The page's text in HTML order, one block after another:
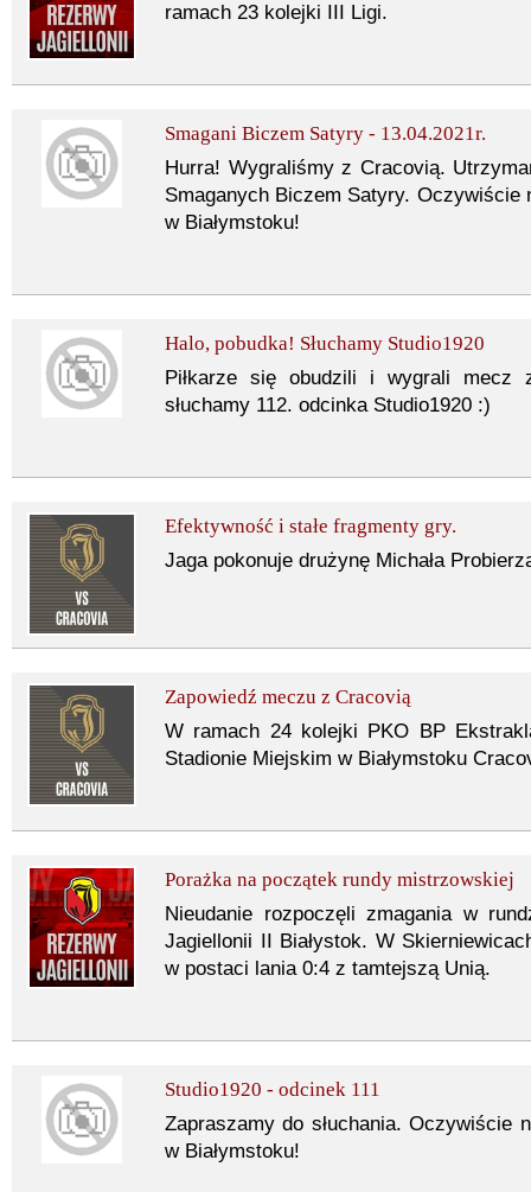
ramach 23 kolejki III Ligi.
Smagani Biczem Satyry - 13.04.2021r.
Hurra! Wygraliśmy z Cracovią.
Smaganych Biczem Satyry. Oczywiście
w Białymstoku!
Halo, pobudka! Słuchamy Studio1920
Piłkarze się obudzili i wygrali
słuchamy 112. odcinka Studio1920 :)
Efektywność i stałe fragmenty gry.
Jaga pokonuje drużynę Michała
Zapowiedź meczu z Cracovią
W ramach 24 kolejki PKO BP
Stadionie Miejskim w Białymstoku
Porażka na początek rundy mistrzowskiej
Nieudanie rozpoczęli zmagania w
Jagiellonii II Białystok. W
w postaci lania 0:4 z tamtejszą Unią.
Studio1920 - odcinek 111
Zapraszamy do słuchania. Oczywiście
w Białymstoku!